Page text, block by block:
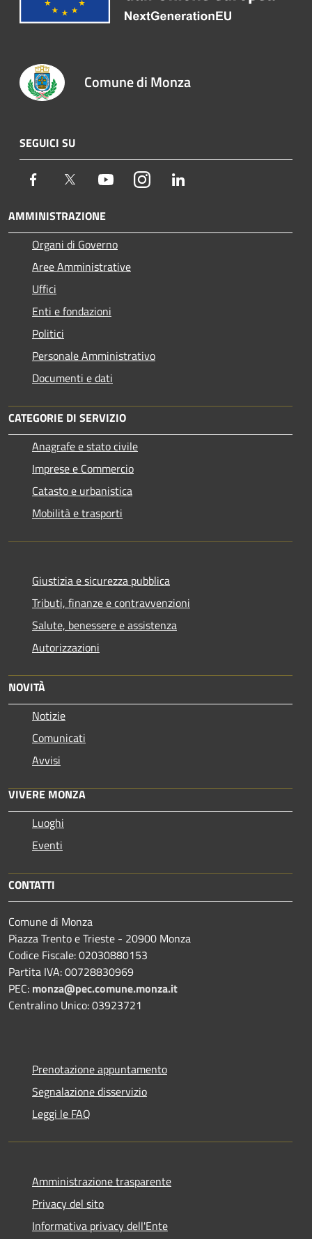
Comune di Monza
SEGUICI SU
Facebook Twitter YoutubeInstagram
AMMINISTRAZIONE
Organi di Governo
Aree Amministrative
Uffici
Enti e fondazioni
Politici
Personale Amministrativo
Documenti e dati
CATEGORIE DI SERVIZIO
Anagrafe e stato civile
Imprese e Commercio
Catasto e urbanistica
Mobilità e trasporti
Giustizia e sicurezza pubblica
Tributi, finanze e contravvenzioni
Salute, benessere e assistenza
Autorizzazioni
NOVITÀ
Notizie
Comunicati
Avvisi
VIVERE MONZA
Luoghi
Eventi
CONTATTI
Comune di Monza
Piazza Trento e Trieste - 20900 Monza
Codice Fiscale: 02030880153
Partita IVA: 00728830969
PEC: monza@pec.comune.monza.it
Centralino Unico: 03923721
Prenotazione appuntamento
Segnalazione disservizio
Leggi le FAQ
Amministrazione trasparente
Privacy del sito
Informativa privacy dell'Ente